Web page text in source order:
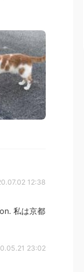
12:38
私は京都
23:02